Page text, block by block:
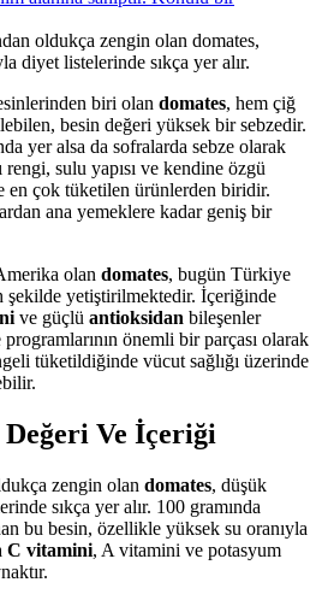
oldukça zengin olan domates,
diyet listelerinde sıkça yer alır.
biri olan domates, hem çiğ
besin değeri yüksek bir sebzedir.
yer alsa da sofralarda sebze olarak
rengi, sulu yapısı ve kendine özgü
en çok tüketilen ürünlerden biridir.
ana yemeklere kadar geniş bir
olan domates, bugün Türkiye
yetiştirilmektedir. İçeriğinde
ve güçlü antioksidan bileşenler
programlarının önemli bir parçası olarak
tüketildiğinde vücut sağlığı üzerinde
Değeri Ve İçeriği
zengin olan domates, düşük
sıkça yer alır. 100 gramında
bu besin, özellikle yüksek su oranıyla
C vitamini, A vitamini ve potasyum